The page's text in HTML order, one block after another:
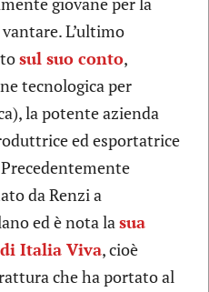
L’ultimo
sul suo conto,
tecnologica per
la potente azienda
ed esportatrice
da Renzi a
ed è nota lasua
Italia Viva, cioè
che ha portato al